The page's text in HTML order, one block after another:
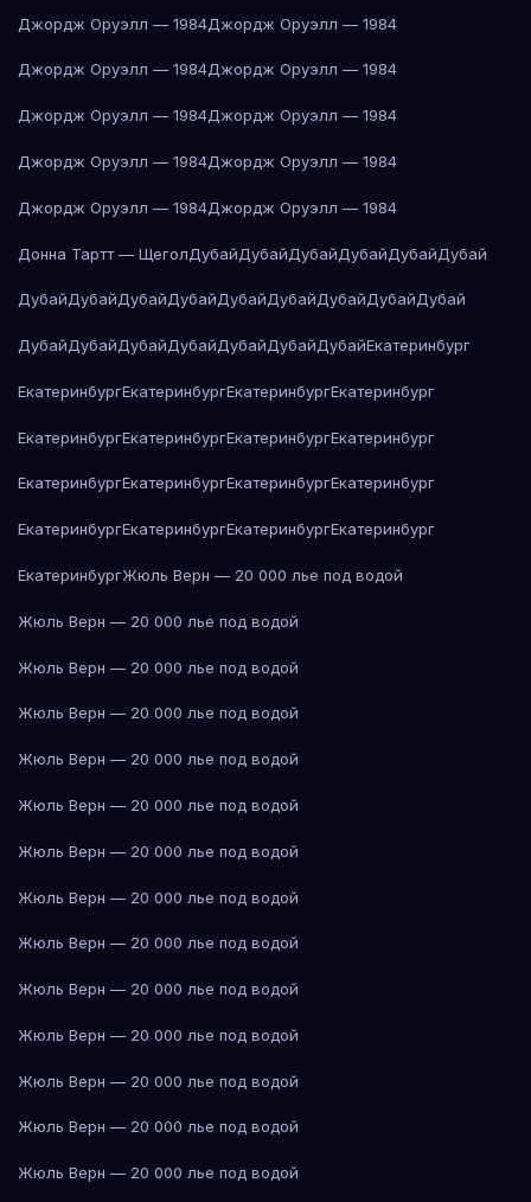
Джордж Оруэлл — 1984Джордж Оруэлл — 1984
Джордж Оруэлл — 1984Джордж Оруэлл — 1984
Джордж Оруэлл — 1984Джордж Оруэлл — 1984
Джордж Оруэлл — 1984Джордж Оруэлл — 1984
Джордж Оруэлл — 1984Джордж Оруэлл — 1984
Донна Тартт — ЩеголДубайДубайДубайДубайДубайДубай
ДубайДубайДубайДубайДубайДубайДубайДубайДубай
ДубайДубайДубайДубайДубайДубайДубайЕкатеринбург
ЕкатеринбургЕкатеринбургЕкатеринбургЕкатеринбург
ЕкатеринбургЕкатеринбургЕкатеринбургЕкатеринбург
ЕкатеринбургЕкатеринбургЕкатеринбургЕкатеринбург
ЕкатеринбургЕкатеринбургЕкатеринбургЕкатеринбург
ЕкатеринбургЖюль Верн — 20 000 лье под водой
Жюль Верн — 20 000 лье под водой
Жюль Верн — 20 000 лье под водой
Жюль Верн — 20 000 лье под водой
Жюль Верн — 20 000 лье под водой
Жюль Верн — 20 000 лье под водой
Жюль Верн — 20 000 лье под водой
Жюль Верн — 20 000 лье под водой
Жюль Верн — 20 000 лье под водой
Жюль Верн — 20 000 лье под водой
Жюль Верн — 20 000 лье под водой
Жюль Верн — 20 000 лье под водой
Жюль Верн — 20 000 лье под водой
Жюль Верн — 20 000 лье под водой